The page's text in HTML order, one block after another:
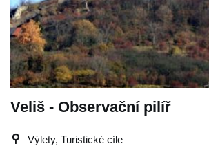
Veliš - Observační pilíř
Výlety, Turistické cíle